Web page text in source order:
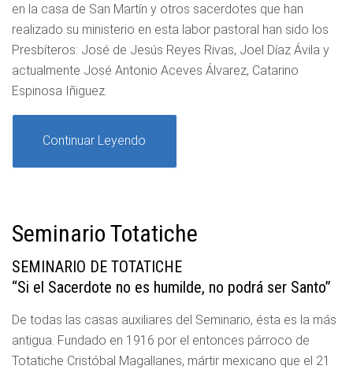
en la casa de San Martín y otros sacerdotes que han
realizado su ministerio en esta labor pastoral han sido los
Presbíteros: José de Jesús Reyes Rivas, Joel Díaz Ávila y
actualmente José Antonio Aceves Álvarez, Catarino
Espinosa Iñiguez.
Continuar Leyendo
Seminario Totatiche
SEMINARIO DE TOTATICHE
“Si el Sacerdote no es humilde, no podrá ser Santo”
De todas las casas auxiliares del Seminario, ésta es la más
antigua. Fundado en 1916 por el entonces párroco de
Totatiche Cristóbal Magallanes, mártir mexicano que el 21